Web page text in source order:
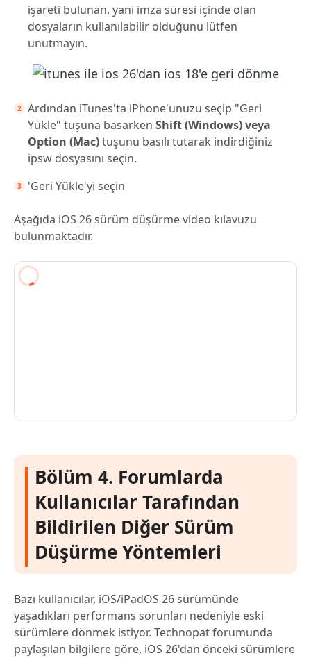
işareti bulunan, yani imza süresi içinde olan
dosyaların kullanılabilir olduğunu lütfen
unutmayın.
Ardından iTunes'ta iPhone'unuzu seçip "Geri
Yükle" tuşuna basarken Shift (Windows) veya
Option (Mac)tuşunu basılı tutarak indirdiğiniz
ipsw dosyasını seçin.
'Geri Yükle'yi seçin
Aşağıda iOS 26 sürüm düşürme video kılavuzu
bulunmaktadır.
Bölüm 4. Forumlarda
Kullanıcılar Tarafından
Bildirilen Diğer Sürüm
Düşürme Yöntemleri
Bazı kullanıcılar, iOS/iPadOS 26 sürümünde
yaşadıkları performans sorunları nedeniyle eski
sürümlere dönmek istiyor. Technopat forumunda
paylaşılan bilgilere göre, iOS 26'dan önceki sürümlere